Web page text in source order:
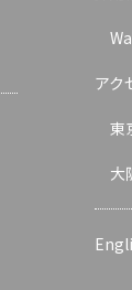
アク
東
大